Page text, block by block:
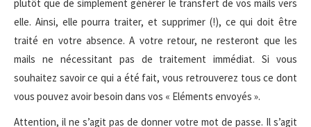
plutôt que de simplement générer le transfert de vos mails vers
elle. Ainsi, elle pourra traiter, et supprimer (!), ce qui doit être
traité en votre absence. A votre retour, ne resteront que les
mails ne nécessitant pas de traitement immédiat. Si vous
souhaitez savoir ce qui a été fait, vous retrouverez tous ce dont
vous pouvez avoir besoin dans vos « Eléments envoyés ».
Attention, il ne s’agit pas de donner votre mot de passe. Il s’agit